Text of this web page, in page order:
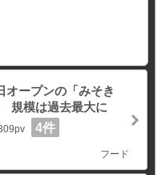
オープンの「みそき
規模は過去最大に
4件
フード